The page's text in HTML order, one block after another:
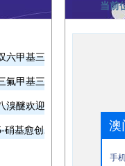
六甲基三胺欢迎询价
氟甲基三甲基硅烷欢迎询价
溴醚欢迎询价
硝基愈创木酚钠欢迎询价
当前
澳
手